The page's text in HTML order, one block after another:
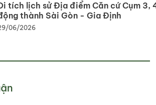
tích lịch sử Địa điểm Căn cứ Cụm 3,
thành Sài Gòn - Gia Định
06/2026